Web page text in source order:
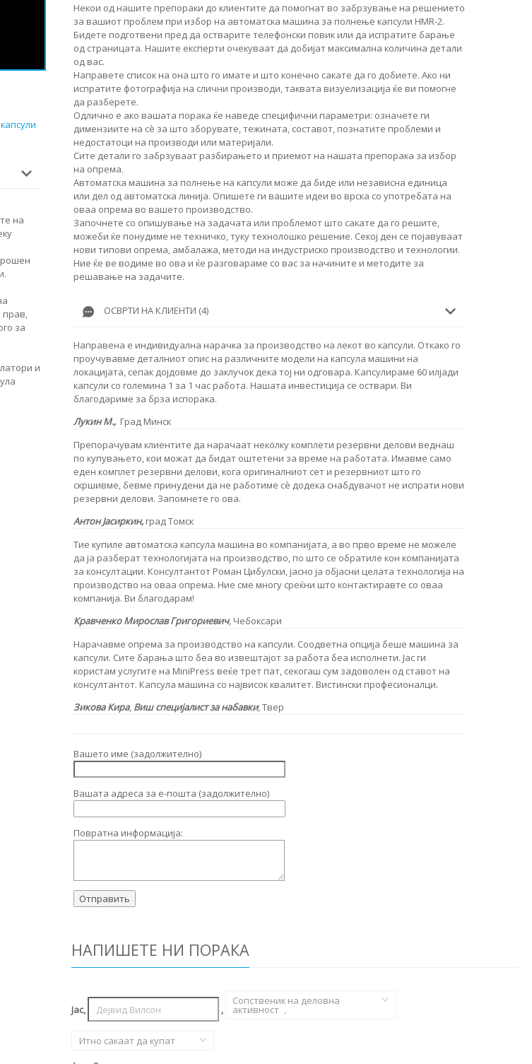
на
прав,
за
и
Некои од нашите препораки до клиентите да помогнат во забрзување на решението
за вашиот проблем при избор на автоматска машина за полнење капсули HMR-2.
Бидете подготвени пред да остварите телефонски повик или да испратите барање
од страницата. Нашите експерти очекуваат да добијат максимална количина детали
од вас.
Направете список на она што го имате и што конечно сакате да го добиете. Ако ни
испратите фотографија на слични производи, таквата визуелизација ќе ви помогне
да разберете.
Одлично е ако вашата порака ќе наведе специфични параметри: означете ги
димензиите на сè за што зборувате, тежината, составот, познатите проблеми и
недостатоци на производи или материјали.
Сите детали го забрзуваат разбирањето и приемот на нашата препорака за избор
на опрема.
Автоматска машина за полнење на капсули може да биде или независна единица
или дел од автоматска линија. Опишете ги вашите идеи во врска со употребата на
оваа опрема во вашето производство.
Започнете со опишување на задачата или проблемот што сакате да го решите,
можеби ќе понудиме не техничко, туку технолошко решение. Секој ден се појавуваат
нови типови опрема, амбалажа, методи на индустриско производство и технологии.
Ние ќе ве водиме во ова и ќе разговараме со вас за начините и методите за
решавање на задачите.
ОСВРТИ НА КЛИЕНТИ (4)
Направена е индивидуална нарачка за производство на лекот во капсули. Откако го
проучувавме деталниот опис на различните модели на капсула машини на
локацијата, сепак дојдовме до заклучок дека тој ни одговара. Капсулираме 60 илјади
капсули со големина 1 за 1 час работа. Нашата инвестиција се оствари. Ви
благодариме за брза испорака.
Лукин М., Град Минск
Препорачувам клиентите да нарачаат неколку комплети резервни делови веднаш
по купувањето, кои можат да бидат оштетени за време на работата. Имавме само
еден комплет резервни делови, кога оригиналниот сет и резервниот што го
скршивме, бевме принудени да не работиме сè додека снабдувачот не испрати нови
резервни делови. Запомнете го ова.
Антон Јасиркин, град Томск
Тие купиле автоматска капсула машина во компанијата, а во прво време не можеле
да ја разберат технологијата на производство, по што се обратиле кон компанијата
за консултации. Консултантот Роман Цибулски, јасно ја објасни целата технологија на
производство на оваа опрема. Ние сме многу среќни што контактиравте со оваа
компанија. Ви благодарам!
Кравченко Мирослав Григориевич, Чебоксари
Нарачавме опрема за производство на капсули. Соодветна опција беше машина за
капсули. Сите барања што беа во извештајот за работа беа исполнети. Јас ги
користам услугите на MiniPress веќе трет пат, секогаш сум задоволен од ставот на
консултантот. Капсула машина со највисок квалитет. Вистински професионалци.
Зикова Кира, Виш специјалист за набавки, Твер
Вашето име (задолжително)
Вашата адреса за е-пошта (задолжително)
Повратна информација:
НАПИШЕТЕ НИ ПОРАКА
Јас, ,
Сопственик на деловна
активност
Итно сакаат да купат